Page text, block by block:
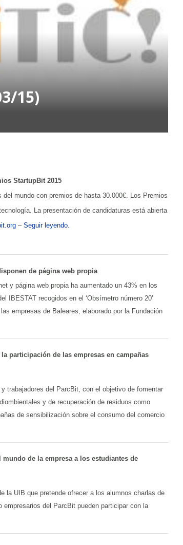
15)
StartupBit 2015
mundo con premios de hasta 30.000€. Los Premios
La presentación de candidaturas está abierta
– Seguir leyendo.
de página web propia
y página web propia ha aumentado un 43% en los
IBESTAT recogidos en el ‘Obsímetro número 20’
empresas de Baleares, elaborado por la Fundación
participación de las empresas en campañas
trabajadores del ParcBit, con el objetivo de fomentar
y de recuperación de residuos como
de sensibilización sobre el consumo del comercio
de la empresa a los estudiantes de
la UIB que pretende ofrecer a los alumnos charlas de
del ParcBit pueden participar con la